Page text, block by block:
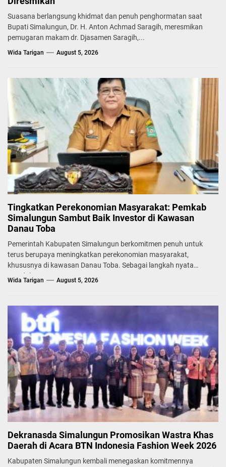
Suasana berlangsung khidmat dan penuh penghormatan saat
Bupati Simalungun, Dr. H. Anton Achmad Saragih, meresmikan
pemugaran makam dr. Djasamen Saragih,...
Wida Tarigan August 5, 2026
Tingkatkan Perekonomian Masyarakat: Pemkab
Simalungun Sambut Baik Investor di Kawasan
Danau Toba
Pemerintah Kabupaten Simalungun berkomitmen penuh untuk
terus berupaya meningkatkan perekonomian masyarakat,
khususnya di kawasan Danau Toba. Sebagai langkah nyata
mendukung...
Wida Tarigan August 5, 2026
Dekranasda Simalungun Promosikan Wastra Khas
Daerah di Acara BTN Indonesia Fashion Week 2026
Kabupaten Simalungun kembali menegaskan komitmennya